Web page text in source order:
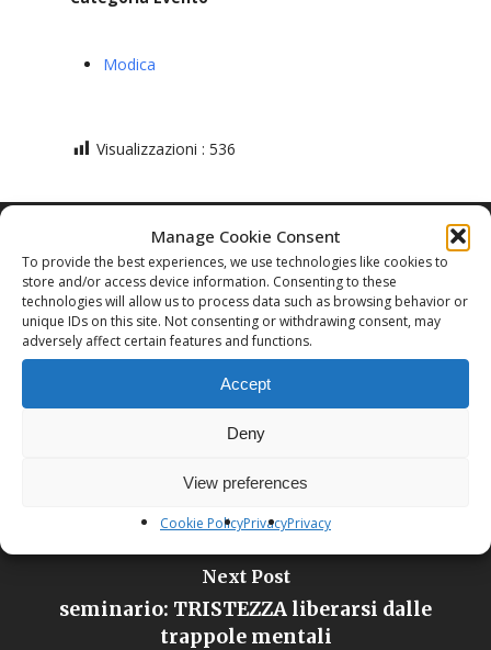
Manage Cookie Consent
To provide the best experiences, we use technologies like cookies to
store and/or access device information. Consenting to these
technologies will allow us to process data such as browsing behavior or
unique IDs on this site. Not consenting or withdrawing consent, may
adversely affect certain features and functions.
Accept
Deny
View preferences
Cookie PolicyPrivacyPrivacy
Modica
Visualizzazioni : 536
Previous Post
YOGA
Next Post
seminario: TRISTEZZA liberarsi dalle
trappole mentali